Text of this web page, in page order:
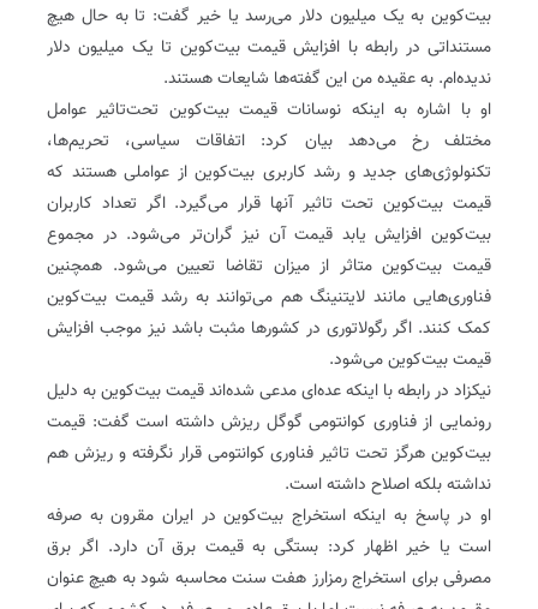
بیت‌کوین به یک میلیون دلار می‌رسد یا خیر گفت: تا به حال هیچ
مستنداتی در رابطه با افزایش قیمت بیت‌کوین تا یک میلیون دلار
ندیده‌ام. به عقیده من این گفته‌ها شایعات هستند.
او با اشاره به اینکه نوسانات قیمت بیت‌کوین تحت‌تاثیر عوامل
مختلف رخ می‌دهد بیان کرد: اتفاقات سیاسی، تحریم‌ها،
تکنولوژی‌های جدید و رشد کاربری بیت‌کوین از عواملی هستند که
قیمت بیت‌کوین تحت تاثیر آنها قرار می‌گیرد. اگر تعداد کاربران
بیت‌کوین افزایش یابد قیمت آن نیز گران‌تر می‌شود. در مجموع
قیمت بیت‌کوین متاثر از میزان تقاضا تعیین می‌شود. همچنین
فناوری‌هایی مانند لایتنینگ هم می‌توانند به رشد قیمت بیت‌کوین
کمک کنند. اگر رگولاتوری در کشورها مثبت باشد نیز موجب افزایش
قیمت بیت‌کوین می‌شود.
نیکزاد در رابطه با اینکه عده‌ای مدعی شده‌اند قیمت بیت‌کوین به دلیل
رونمایی از فناوری کوانتومی گوگل ریزش داشته است گفت: قیمت
بیت‌کوین هرگز تحت تاثیر فناوری کوانتومی قرار نگرفته و ریزش هم
نداشته بلکه اصلاح داشته است.
او در پاسخ به اینکه استخراج بیت‌کوین در ایران مقرون به صرفه
است یا خیر اظهار کرد: بستگی به قیمت برق آن دارد. اگر برق
مصرفی برای استخراج رمزارز هفت سنت محاسبه شود به هیچ عنوان